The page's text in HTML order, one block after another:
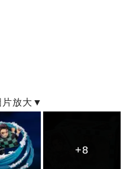
+8
+8
+8